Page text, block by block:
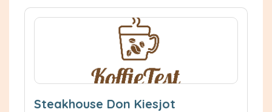
Steakhouse Don Kiesjot